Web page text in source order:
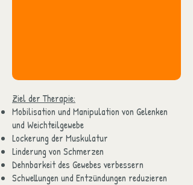
Ziel der Therapie:
​Mobilisation und Manipulation von Gelenken
und Weichteilgewebe
Lockerung der Muskulatur
Linderung von Schmerzen
Dehnbarkeit des Gewebes verbessern
Schwellungen und Entzündungen reduzieren